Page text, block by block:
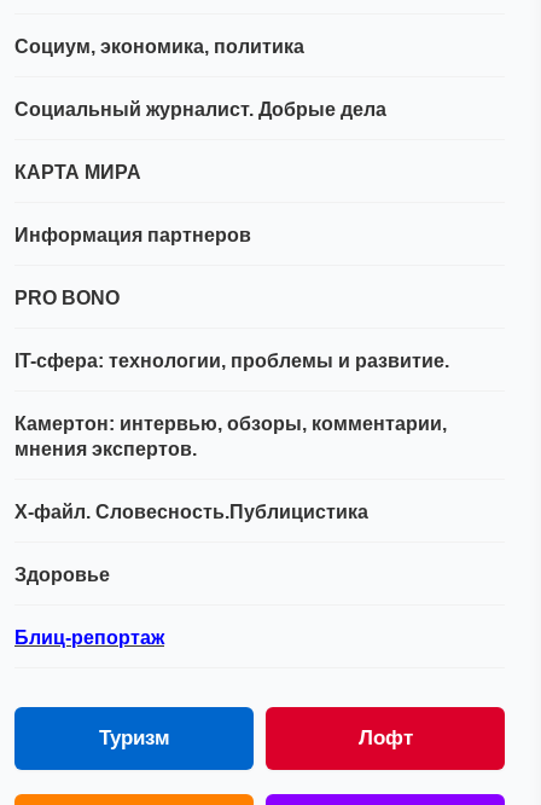
Социум, экономика, политика
Социальный журналист. Добрые дела
КАРТА МИРА
Информация партнеров
PRO BONO
IT-сфера: технологии, проблемы и развитие.
Камертон: интервью, обзоры, комментарии,
мнения экспертов.
Х-файл. Словесность.Публицистика
Здоровье
Блиц-репортаж
Туризм Лофт